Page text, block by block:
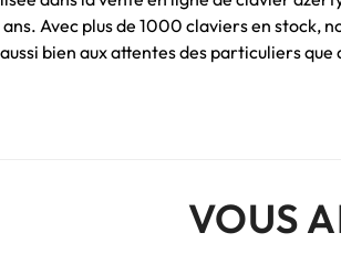
Avec plus de 1000 claviers en
bien aux attentes des particuliers
VOUS